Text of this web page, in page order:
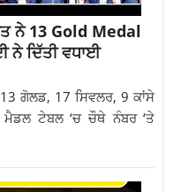
ਨੇ 13 Gold Medal
ਨੇ ਦਿੱਤੀ ਵਧਾਈ
ਗੋਲਡ, 17 ਸਿਵਲਰ, 9 ਕਾਂਸੇ
ਟੇਬਲ ‘ਚ ਚੌਥੇ ਨੰਬਰ ‘ਤੇ